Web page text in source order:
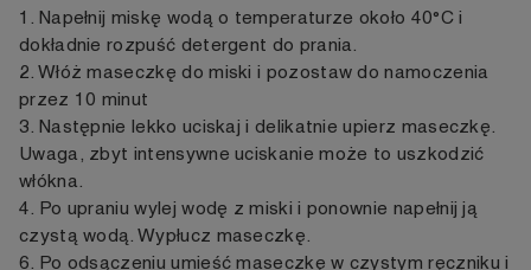
1. Napełnij miskę wodą o temperaturze około 40°C i
dokładnie rozpuść detergent do prania.
2. Włóż maseczkę do miski i pozostaw do namoczenia
przez 10 minut
3. Następnie lekko uciskaj i delikatnie upierz maseczkę.
Uwaga, zbyt intensywne uciskanie może to uszkodzić
włókna.
4. Po upraniu wylej wodę z miski i ponownie napełnij ją
czystą wodą. Wypłucz maseczkę.
6. Po odsączeniu umieść maseczkę w czystym ręczniku i